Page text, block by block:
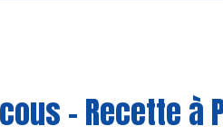
- Recette à